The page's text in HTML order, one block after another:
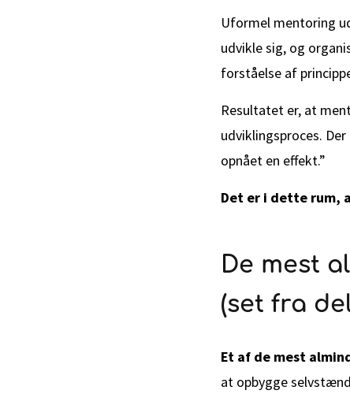
Uformel mentoring
udvikle sig, og
forståelse af
Resultatet er, at
udviklingsproces.
opnået en effekt.”
Det er i dette rum,
De mest
(set fra
Et af de mest
at opbygge